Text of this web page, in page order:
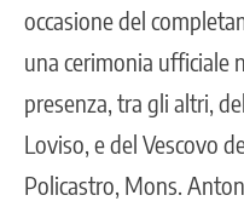
occasione del
una cerimonia ufficiale
presenza, tra gli altri,
Loviso, e del Vescovo
Policastro, Mons.